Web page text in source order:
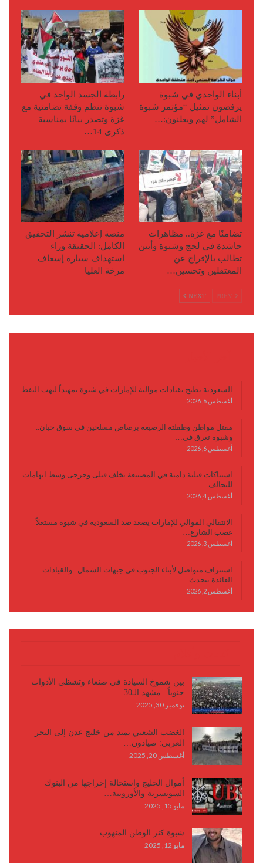
أبناء الواحدي في شبوة
يرفضون تمثيل “مؤتمر شبوة
الشامل” لهم ويعلنون:…
رابطة الجسد الواحد في
شبوة تنظم وقفة تضامنية مع
غزة وتصدر بيانًا بمناسبة
ذكرى 14…
تضامنًا مع غزة.. مظاهرات
حاشدة في لحج وشبوة وأبين
تطالب بالإفراج عن
المعتقلين وتحسين…
منصة إعلامية تنشر التحقيق
الكامل: الحقيقة وراء
استهداف سيارة إسعاف
مرخة العليا
NEXT
السعودية تطيح بقيادات موالية للإمارات في شبوة تمهيداً لنهب النفط
أغسطس 6, 2026
مقتل مواطن وطفلته الرضيعة برصاص مسلحين في سوق حبان..
وشبوة تغرق في…
أغسطس 6, 2026
اشتباكات قبلية دامية في المصينعة تخلف قتلى وجرحى وسط اتهامات
للتحالف…
أغسطس 4, 2026
الانتقالي الموالي للإمارات يصعد ضد السعودية في شبوة مستغلاً
غضب الشارع…
أغسطس 3, 2026
استنزاف متواصل لأبناء الجنوب في جبهات الشمال.. والقيادات
العائدة تتحدث…
أغسطس 2, 2026
بين شموخ السيادة في صنعاء وتشظي الأدوات
جنوباً.. مشهد الـ30…
نوفمبر 30, 2025
الغضب الشعبي يمتد من خليج عدن إلى البحر
العربي: صيادون…
أغسطس 20, 2025
أموال الخليج واستحالة إخراجها من البنوك
السويسرية والأوروبية…
مايو 15, 2025
شبوة كنز الوطن المنهوب..
مايو 12, 2025